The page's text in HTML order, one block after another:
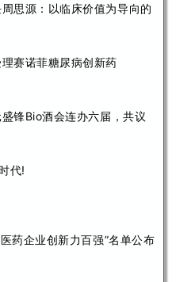
思源：以临床价值为导向的
赛诺菲糖尿病创新药
锋Bio酒会连办六届，共议
代!
药企业创新力百强”名单公布